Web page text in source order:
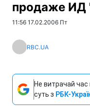
продаже ИД
11:56 17.02.2006 Пт
RBC.UA
Не витрачай час
суть з РБК-